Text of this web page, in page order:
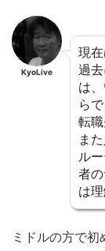
KyoLive
現
過
は
らで
転
ま
ル
者
は
ミドルの方で